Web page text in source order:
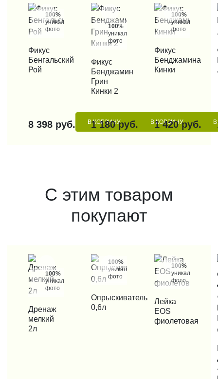
100%
уникальные
фото
КУПИТЬ В 1 КЛИК
Фикус
Бенгальский
Рой
8 398 руб. В КОРЗИНУ
100%
уникальные
фото
КУПИТЬ В 1 КЛИК
Фикус
Бенджамин
Грин
Кинки 2
1 180 руб. В КОРЗИНУ
100%
уникальные
фото
КУПИТЬ В 1 КЛИК
Фикус
Бенджамина
Кинки
1 420 руб.
С этим товаром
покупают
100%
уникальные
фото
КУПИТЬ В 1 КЛИК
Дренаж
мелкий
2л
100%
уникальные
фото
КУПИТЬ В 1 КЛИК
Опрыскиватель
0,6л
100%
уникальные
фото
КУПИТЬ В 1 КЛИК
Лейка
EOS
фиолетовая